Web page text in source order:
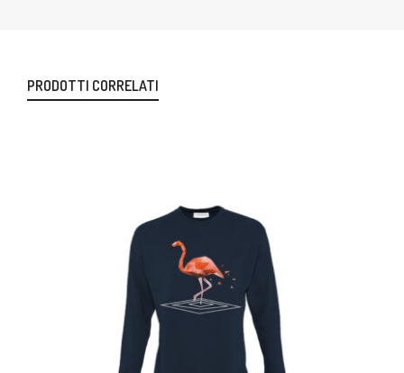
PRODOTTI CORRELATI